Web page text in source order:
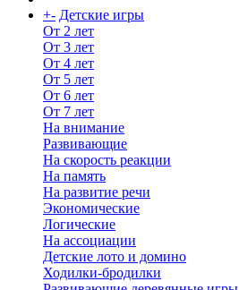
+- Детские игры
От 2 лет
От 3 лет
От 4 лет
От 5 лет
От 6 лет
От 7 лет
На внимание
Развивающие
На скорость реакции
На память
На развитие речи
Экономические
Логические
На ассоциации
Детские лото и домино
Ходилки-бродилки